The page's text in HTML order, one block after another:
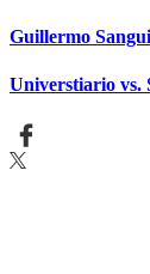
Guillermo
Universtiario vs.